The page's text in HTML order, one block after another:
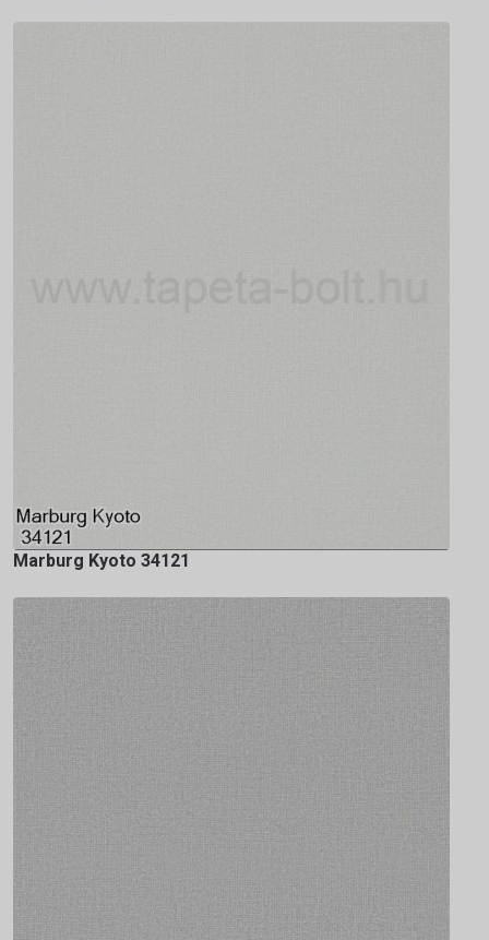
Marburg Kyoto 34121